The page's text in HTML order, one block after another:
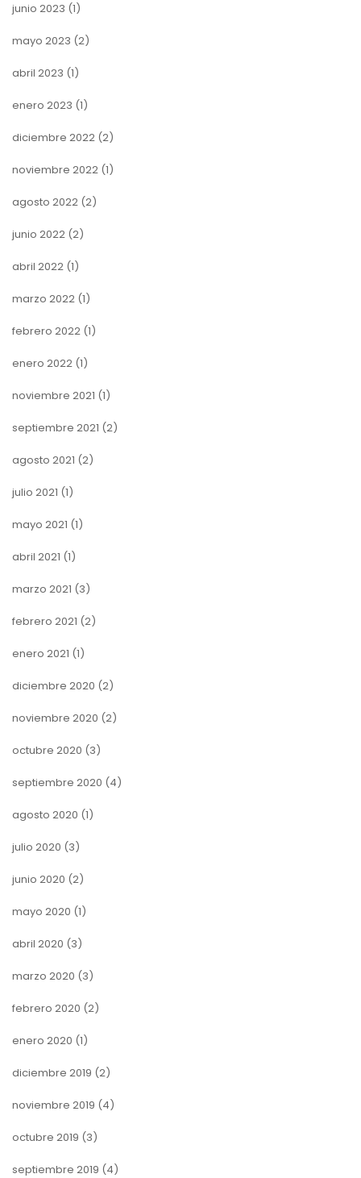
junio 2023 (1)
mayo 2023 (2)
abril 2023 (1)
enero 2023 (1)
diciembre 2022 (2)
noviembre 2022 (1)
agosto 2022 (2)
junio 2022 (2)
abril 2022 (1)
marzo 2022 (1)
febrero 2022 (1)
enero 2022 (1)
noviembre 2021 (1)
septiembre 2021 (2)
agosto 2021 (2)
julio 2021 (1)
mayo 2021 (1)
abril 2021 (1)
marzo 2021 (3)
febrero 2021 (2)
enero 2021 (1)
diciembre 2020 (2)
noviembre 2020 (2)
octubre 2020 (3)
septiembre 2020 (4)
agosto 2020 (1)
julio 2020 (3)
junio 2020 (2)
mayo 2020 (1)
abril 2020 (3)
marzo 2020 (3)
febrero 2020 (2)
enero 2020 (1)
diciembre 2019 (2)
noviembre 2019 (4)
octubre 2019 (3)
septiembre 2019 (4)